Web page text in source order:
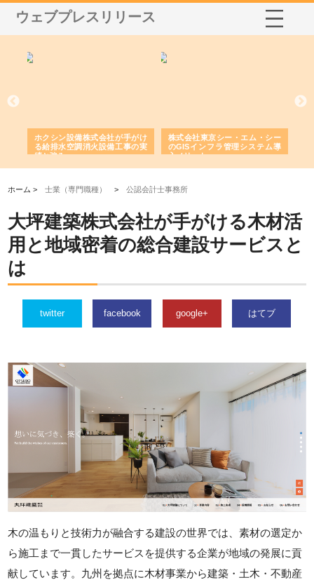
ウェブプレスリリース
ホクシン設備株式会社が手がけ
る給排水空調消火設備工事の実
績と強み
株式会社東京シー・エム・シー
のGISインフラ管理システム導
入メリット
ホーム >士業（専門職種） >公認会計士事務所
大坪建築株式会社が手がける木材活
用と地域密着の総合建設サービスと
は
twitter facebook google+ はてブ
木の温もりと技術力が融合する建設の世界では、素材の選定か
ら施工まで一貫したサービスを提供する企業が地域の発展に貢
献しています。九州を拠点に木材事業から建築・土木・不動産